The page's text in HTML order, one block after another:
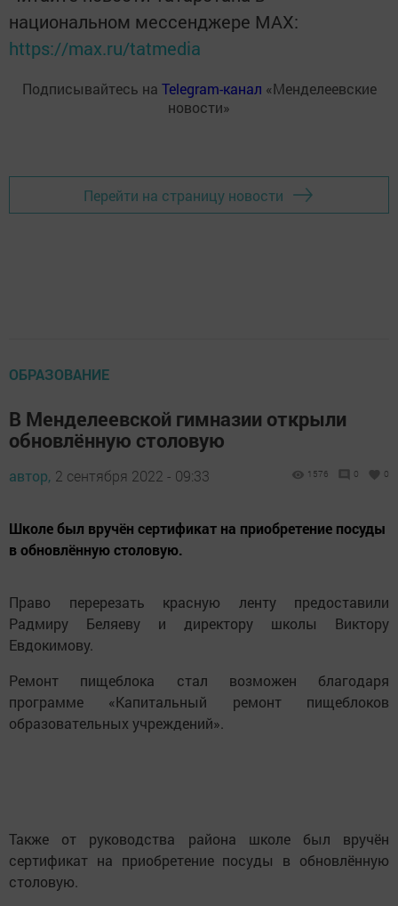
национальном мессенджере MАХ:
https://max.ru/tatmedia
Подписывайтесь на Telegram-канал «Менделеевские
новости»
Перейти на страницу новости
ОБРАЗОВАНИЕ
В Менделеевской гимназии открыли
обновлённую столовую
автор, 2 сентября 2022 - 09:33 1576 0 0
Школе был вручён сертификат на приобретение посуды
в обновлённую столовую.
Право перерезать красную ленту предоставили
Радмиру Беляеву и директору школы Виктору
Евдокимову.
Ремонт пищеблока стал возможен благодаря
программе «Капитальный ремонт пищеблоков
образовательных учреждений».
Также от руководства района школе был вручён
сертификат на приобретение посуды в обновлённую
столовую.